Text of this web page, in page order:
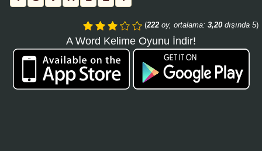
(222 oy, ortalama: 3,20 dışında 5)
A Word Kelime Oyunu İndir!